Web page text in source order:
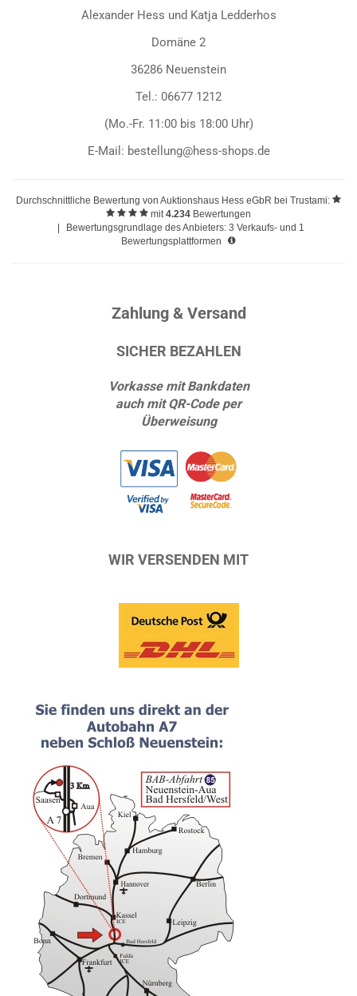
Alexander Hess und Katja Ledderhos
Domäne 2
36286 Neuenstein
Tel.: 06677 1212
(Mo.-Fr. 11:00 bis 18:00 Uhr)
E-Mail: bestellung@hess-shops.de
Durchschnittliche Bewertung von Auktionshaus Hess eGbR bei Trustami:
mit4.234 Bewertungen
Bewertungsgrundlage des Anbieters: 3 Verkaufs- und 1
Bewertungsplattformen
Zahlung & Versand
SICHER BEZAHLEN
Vorkasse mit Bankdaten
auch mit QR-Code per
Überweisung
WIR VERSENDEN MIT